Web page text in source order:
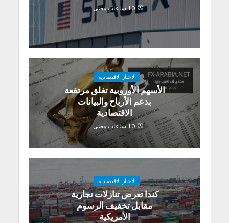
10 ساعات مضى
الاخبار الاقتصادية
الأسهم الأوروبية تغلق مرتفعة
بدعم الأرباح والبيانات
الاقتصادية
10 ساعات مضى
الاخبار الاقتصادية
كندا تعرض تنازلات تجارية
مقابل تخفيف الرسوم
الأمريكية